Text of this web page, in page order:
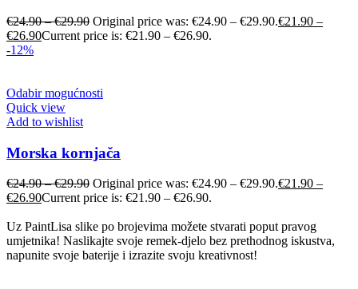
€24.90–€29.90 Original price was: €24.90 – €29.90.€21.90 –
€26.90Current price is: €21.90 – €26.90.
-12%
Odabir mogućnosti
Quick view
Add to wishlist
Morska kornjača
€24.90–€29.90 Original price was: €24.90 – €29.90.€21.90 –
€26.90Current price is: €21.90 – €26.90.
Uz PaintLisa slike po brojevima možete stvarati poput pravog
umjetnika! Naslikajte svoje remek-djelo bez prethodnog iskustva,
napunite svoje baterije i izrazite svoju kreativnost!